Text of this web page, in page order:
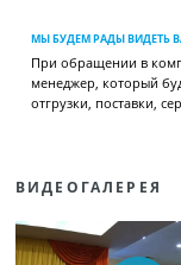
МЫ БУДЕМ РАДЫ ВИДЕТЬ
При обращении в
менеджер, который
отгрузки, поставки,
ВИДЕОГАЛЕРЕЯ